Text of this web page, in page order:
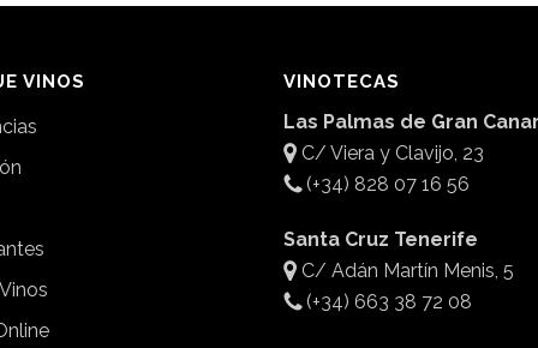
VINOS VINOTECAS
Las Palmas de Gran
C/ Viera y Clavijo, 23
(+34) 828 07 16 56
Santa Cruz Tenerife
C/ Adán Martín Menis, 5
(+34) 663 38 72 08